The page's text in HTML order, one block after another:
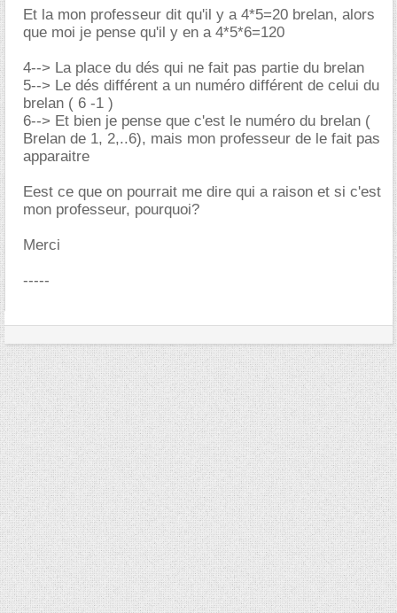
Et la mon professeur dit qu'il y a 4*5=20 brelan, alors
que moi je pense qu'il y en a 4*5*6=120
4--> La place du dés qui ne fait pas partie du brelan
5--> Le dés différent a un numéro différent de celui du
brelan ( 6 -1 )
6--> Et bien je pense que c'est le numéro du brelan (
Brelan de 1, 2,..6), mais mon professeur de le fait pas
apparaitre
Eest ce que on pourrait me dire qui a raison et si c'est
mon professeur, pourquoi?
Merci
-----